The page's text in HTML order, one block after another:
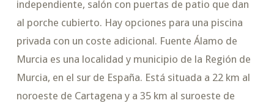
independiente, salón con puertas de patio que dan
al porche cubierto. Hay opciones para una piscina
privada con un coste adicional. Fuente Álamo de
Murcia es una localidad y municipio de la Región de
Murcia, en el sur de España. Está situada a 22 km al
noroeste de Cartagena y a 35 km al suroeste de